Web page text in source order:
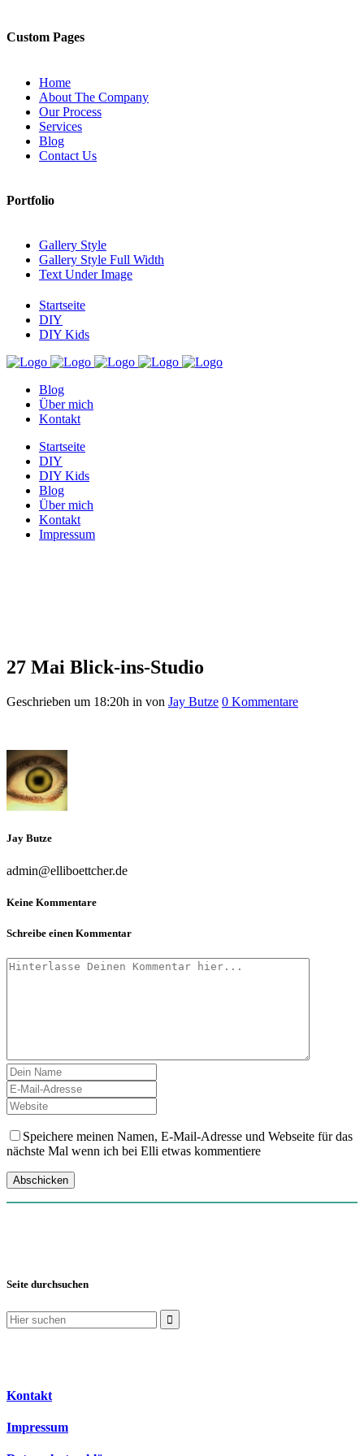
Custom Pages
Home
About The Company
Our Process
Services
Blog
Contact Us
Portfolio
Gallery Style
Gallery Style Full Width
Text Under Image
Startseite
DIY
DIY Kids
Blog
Über mich
Kontakt
Startseite
DIY
DIY Kids
Blog
Über mich
Kontakt
Impressum
27 Mai Blick-ins-Studio
Geschrieben um 18:20h in von Jay Butze 0 Kommentare
Jay Butze
admin@elliboettcher.de
Keine Kommentare
Schreibe einen Kommentar
Speichere meinen Namen, E-Mail-Adresse und Webseite für das
nächste Mal wenn ich bei Elli etwas kommentiere
Seite durchsuchen
Suchen
nach:
Kontakt
Impressum